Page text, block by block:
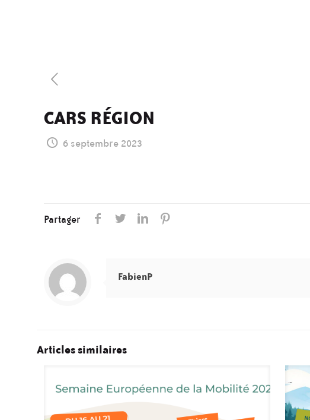
CARS RÉGION
6 septembre 2023
Partager
FabienP
Articles similaires